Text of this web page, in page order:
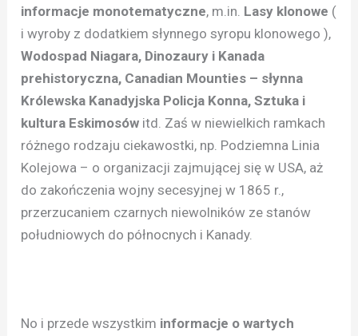
informacje monotematyczne, m.in. Lasy klonowe (
i wyroby z dodatkiem słynnego syropu klonowego ),
Wodospad Niagara, Dinozaury i Kanada
prehistoryczna, Canadian Mounties – słynna
Królewska Kanadyjska Policja Konna, Sztuka i
kultura Eskimosów itd. Zaś w niewielkich ramkach
różnego rodzaju ciekawostki, np. Podziemna Linia
Kolejowa – o organizacji zajmującej się w USA, aż
do zakończenia wojny secesyjnej w 1865 r.,
przerzucaniem czarnych niewolników ze stanów
południowych do północnych i Kanady.
No i przede wszystkim informacje o wartych